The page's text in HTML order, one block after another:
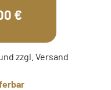
€
zzgl. Versand